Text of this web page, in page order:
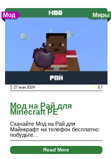
Мод Миры
27 мая 2024 3.7
Мод на Рай для
Minecraft PE
Скачайте Мод на Рай для
Майнкрафт на телефон бесплатно:
побудьте…
Read More